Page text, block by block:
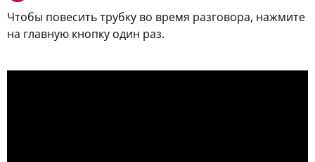
Чтобы повесить трубку во время разговора, нажмите
на главную кнопку один раз.